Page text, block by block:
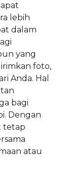
lebih
dalam
yang
foto,
Anda. Hal
bagi
Dengan
tetap
atau